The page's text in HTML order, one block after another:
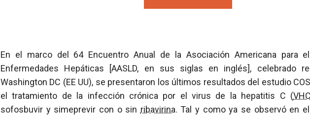
En el marco del 64 Encuentro Anual de la Asociación Americana para
Enfermedades Hepáticas [AASLD, en sus siglas en inglés], celebrado
Washington DC (EE UU), se presentaron los últimos resultados del estudio
el tratamiento de la infección crónica por el virus de la hepatitis C (VHC
sofosbuvir y simeprevir con o sin ribavirina. Tal y como ya se observó en el